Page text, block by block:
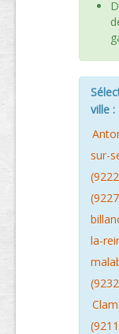
ville :
sur-
la-